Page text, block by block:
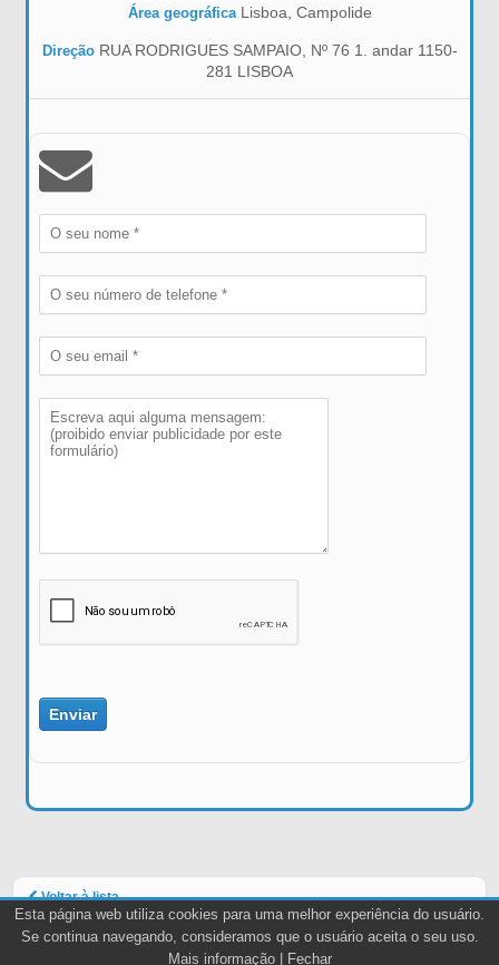
Esta página web utiliza cookies para uma melhor experiência do usuário.
Se continua navegando, consideramos que o usuário aceita o seu uso.
Mais informação| Fechar
Área geográfica Lisboa, Campolide
DireçãoRUA RODRIGUES SAMPAIO, Nº 76 1. andar 1150-
281 LISBOA
Voltar à lista